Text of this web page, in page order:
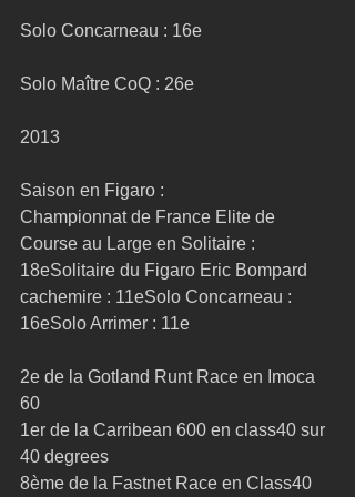
Solo Concarneau : 16e
Solo Maître CoQ : 26e
2013
Saison en Figaro :
Championnat de France Elite de
Course au Large en Solitaire :
18eSolitaire du Figaro Eric Bompard
cachemire : 11eSolo Concarneau :
16eSolo Arrimer : 11e
2e de la Gotland Runt Race en Imoca
60
1er de la Carribean 600 en class40 sur
40 degrees
8ème de la Fastnet Race en Class40